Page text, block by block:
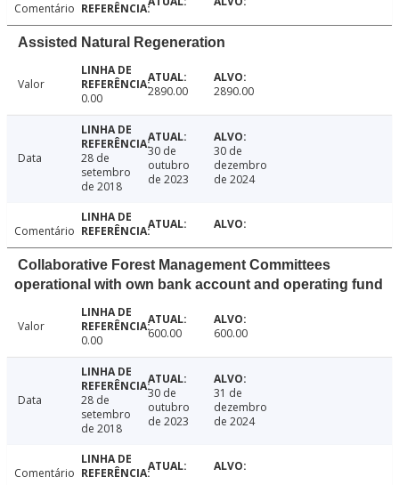
Comentário
Assisted Natural Regeneration
Valor
0.00
2890.00 2890.00
Data
28 de
setembro
de 2018
30 de
outubro
de 2023
30 de
dezembro
de 2024
Comentário
Collaborative Forest Management Committees
operational with own bank account and operating fund
Valor
0.00
600.00 600.00
Data
28 de
setembro
de 2018
30 de
outubro
de 2023
31 de
dezembro
de 2024
Comentário